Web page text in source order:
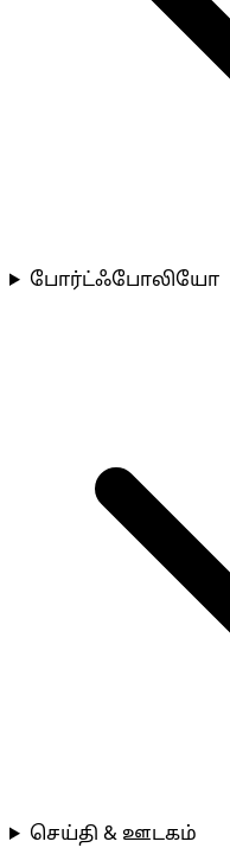
போர்ட்ஃபோலியோ
செய்தி & ஊடகம்